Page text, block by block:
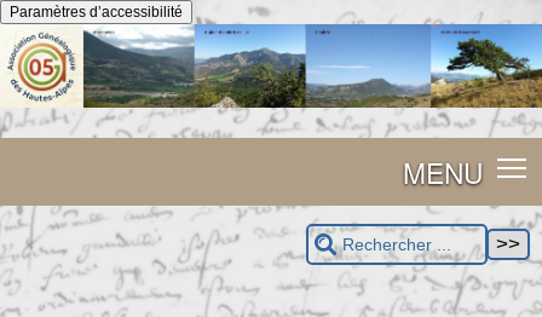
Panneau de gestion des cookies
Paramètres d’accessibilité
MENU